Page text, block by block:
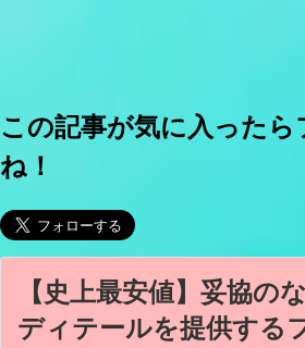
この記事が気に入ったら
ね！
【史上最安値】妥協の
ディテールを提供する